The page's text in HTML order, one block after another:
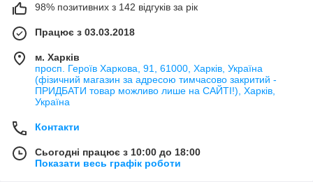
98% позитивних з 142 відгуків за рік
Працює з 03.03.2018
м. Харків
просп. Героїв Харкова, 91, 61000, Харків, Україна
(фізичний магазин за адресою тимчасово закритий -
ПРИДБАТИ товар можливо лише на САЙТІ!), Харків,
Україна
Контакти
Сьогодні працює з 10:00 до 18:00
Показати весь графік роботи